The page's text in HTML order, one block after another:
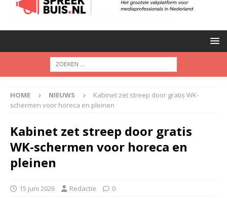
HOME NIEUWS
Kabinet zet streep door gratis WK-
schermen voor horeca en pleinen
Kabinet zet streep door gratis
WK-schermen voor horeca en
pleinen
15 juni 2026 Redactie 0